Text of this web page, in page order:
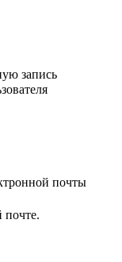
запись
почты
почте.